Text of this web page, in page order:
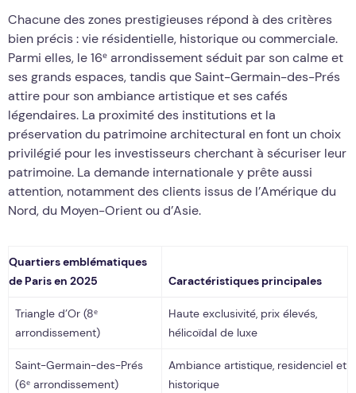
Chacune des zones prestigieuses répond à des critères
bien précis : vie résidentielle, historique ou commerciale.
Parmi elles, le 16ᵉ arrondissement séduit par son calme et
ses grands espaces, tandis que Saint-Germain-des-Prés
attire pour son ambiance artistique et ses cafés
légendaires. La proximité des institutions et la
préservation du patrimoine architectural en font un choix
privilégié pour les investisseurs cherchant à sécuriser leur
patrimoine. La demande internationale y prête aussi
attention, notamment des clients issus de l’Amérique du
Nord, du Moyen-Orient ou d’Asie.
Quartiers emblématiques
de Paris en 2025
Caractéristiques principales
Triangle d’Or (8ᵉ
arrondissement)
Haute exclusivité, prix élevés,
hélicoïdal de luxe
Saint-Germain-des-Prés
(6ᵉ arrondissement)
Ambiance artistique, residenciel et
historique